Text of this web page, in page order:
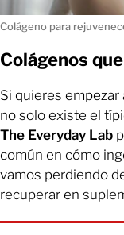
Colágeno para
Colágenos
Si quieres
no solo existe el
The Everyday Lab
común en cómo
vamos perdiendo
recuperar en